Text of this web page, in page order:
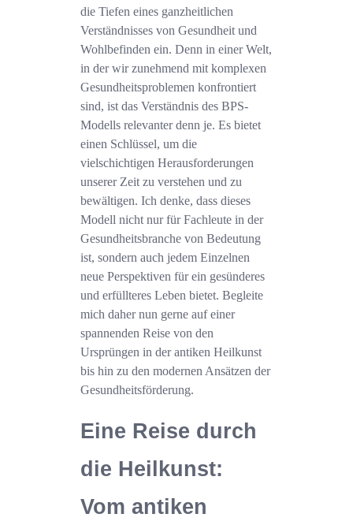
die Tiefen eines ganzheitlichen
Verständnisses von Gesundheit und
Wohlbefinden ein. Denn in einer Welt,
in der wir zunehmend mit komplexen
Gesundheitsproblemen konfrontiert
sind, ist das Verständnis des BPS-
Modells relevanter denn je. Es bietet
einen Schlüssel, um die
vielschichtigen Herausforderungen
unserer Zeit zu verstehen und zu
bewältigen. Ich denke, dass dieses
Modell nicht nur für Fachleute in der
Gesundheitsbranche von Bedeutung
ist, sondern auch jedem Einzelnen
neue Perspektiven für ein gesünderes
und erfüllteres Leben bietet. Begleite
mich daher nun gerne auf einer
spannenden Reise von den
Ursprüngen in der antiken Heilkunst
bis hin zu den modernen Ansätzen der
Gesundheitsförderung.
Eine Reise durch
die Heilkunst:
Vom antiken